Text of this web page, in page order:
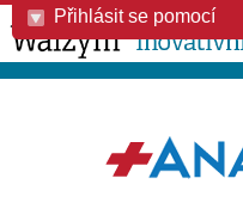
Přihlásit se pomocí